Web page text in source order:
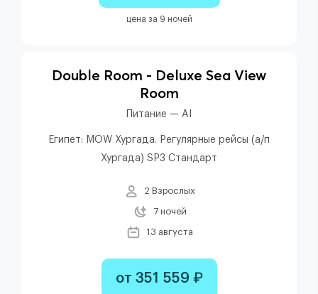
цена за 9 ночей
Double Room - Deluxe Sea View
Room
Питание — AI
Египет: MOW Хургада. Регулярные рейсы (а/п
Хургада) SP3 Стандарт
2 Взрослых
7 ночей
13 августа
от 351 559 ₽